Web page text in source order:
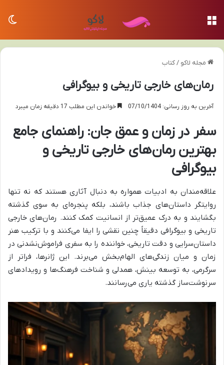
مجله لاکو /کتاب
رمان‌های خارجی تاریخی و بیوگرافی
آخرین به روز رسانی: 07/10/1404 خواندن این مطلب 17 دقیقه زمان میبرد
سفر در زمان و عمق جان: راهنمای جامع
بهترین رمان‌های خارجی تاریخی و
بیوگرافی
علاقه‌مندان به ادبیات همواره به دنبال آثاری هستند که نه تنها
روایتگر داستان‌های جذاب باشند، بلکه پنجره‌ای به سوی گذشته
بگشایند و به درک عمیق‌تر از انسانیت کمک کنند. رمان‌های خارجی
تاریخی و بیوگرافی دقیقاً چنین نقشی را ایفا می‌کنند و با ترکیب هنر
داستان‌سرایی و دقت تاریخی، خواننده را به سفری فراموش‌نشدنی در
زمان و میان زندگی‌های الهام‌بخش می‌برند. این ژانرها، فراتر از
سرگرمی، به توسعه بینش، همدلی و شناخت فرهنگ‌ها و رویدادهای
سرنوشت‌ساز گذشته یاری می‌رسانند.